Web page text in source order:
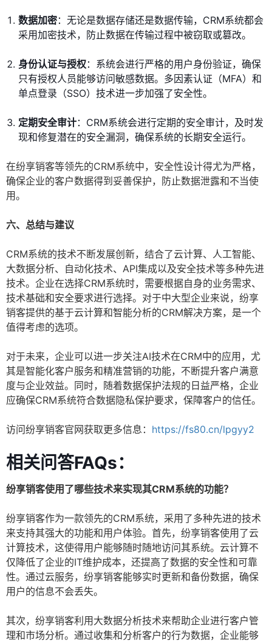
数据加密：无论是数据存储还是数据传输，CRM系统都会
采用加密技术，防止数据在传输过程中被窃取或篡改。
身份认证与授权：系统会进行严格的用户身份验证，确保
只有授权人员能够访问敏感数据。多因素认证（MFA）和
单点登录（SSO）技术进一步加强了安全性。
定期安全审计：CRM系统会进行定期的安全审计，及时发
现和修复潜在的安全漏洞，确保系统的长期安全运行。
在纷享销客等领先的CRM系统中，安全性设计得尤为严格，
确保企业的客户数据得到妥善保护，防止数据泄露和不当使
用。
六、总结与建议
CRM系统的技术不断发展创新，结合了云计算、人工智能、
大数据分析、自动化技术、API集成以及安全技术等多种先进
技术。企业在选择CRM系统时，需要根据自身的业务需求、
技术基础和安全要求进行选择。对于中大型企业来说，纷享
销客提供的基于云计算和智能分析的CRM解决方案，是一个
值得考虑的选项。
对于未来，企业可以进一步关注AI技术在CRM中的应用，尤
其是智能化客户服务和精准营销的功能，不断提升客户满意
度与企业效益。同时，随着数据保护法规的日益严格，企业
应确保CRM系统符合数据隐私保护要求，保障客户的信任。
访问纷享销客官网获取更多信息： https://fs80.cn/lpgyy2
相关问答FAQs：
纷享销客使用了哪些技术来实现其CRM系统的功能？
纷享销客作为一款领先的CRM系统，采用了多种先进的技术
来支持其强大的功能和用户体验。首先，纷享销客使用了云
计算技术，这使得用户能够随时随地访问其系统。云计算不
仅降低了企业的IT维护成本，还提高了数据的安全性和可靠
性。通过云服务，纷享销客能够实时更新和备份数据，确保
用户的信息不会丢失。
其次，纷享销客利用大数据分析技术来帮助企业进行客户管
理和市场分析。通过收集和分析客户的行为数据，企业能够